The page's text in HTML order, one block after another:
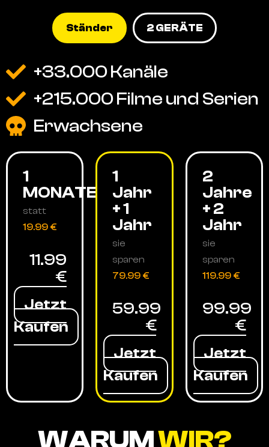
Ständer 2 GERÄTE
+33.000 Kanäle
+215.000 Filme und Serien
Erwachsene
1
MONATE
statt
19.99 €
11.99
€
Jetzt
Kaufen
1
Jahr
+ 1
Jahr
sie
sparen
79.99 €
59.99
€
Jetzt
Kaufen
2
Jahre
+ 2
Jahr
sie
sparen
119.99 €
99.99
€
Jetzt
Kaufen
WARUMWIR?